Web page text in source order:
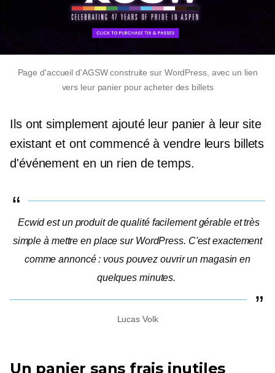
Page d'accueil d'AGSW construite sur WordPress, avec un lien
vers leur panier pour acheter des billets
Ils ont simplement ajouté leur panier à leur site
existant et ont commencé à vendre leurs billets
d'événement en un rien de temps.
Ecwid est un produit de qualité facilement gérable et très
simple à mettre en place sur WordPress. C'est exactement
comme annoncé : vous pouvez ouvrir un magasin en
quelques minutes.
Lucas Volk
Un panier sans frais inutiles